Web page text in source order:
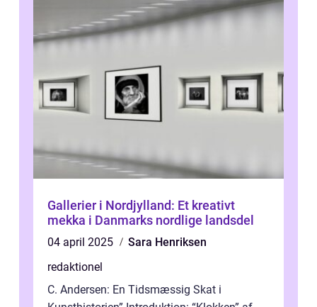
Gallerier i Nordjylland: Et kreativt
mekka i Danmarks nordlige landsdel
04 april 2025
Sara Henriksen
redaktionel
C. Andersen: En Tidsmæssig Skat i